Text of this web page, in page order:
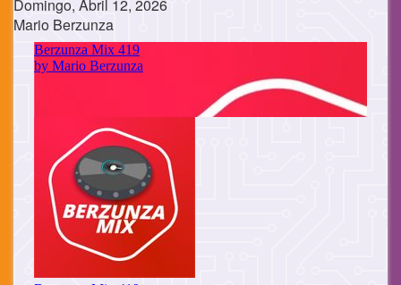
Domingo, Abril 12, 2026
Mario Berzunza
Cuerpo